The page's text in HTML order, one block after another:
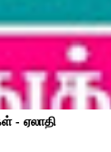
- ஏலாதி